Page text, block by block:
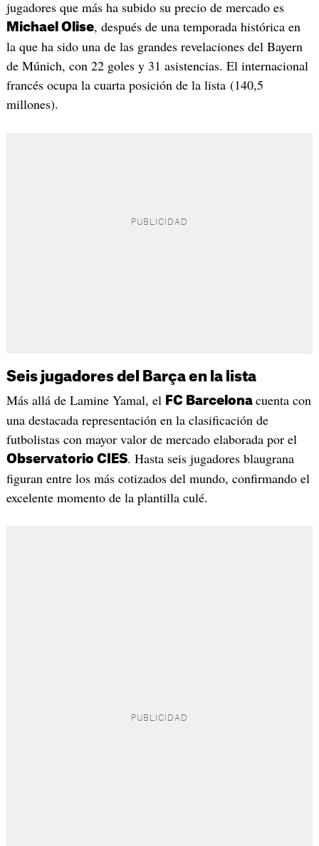
jugadores que más ha subido su precio de mercado es
Michael Olise, después de una temporada histórica en
la que ha sido una de las grandes revelaciones del Bayern
de Múnich, con 22 goles y 31 asistencias. El internacional
francés ocupa la cuarta posición de la lista (140,5
millones).
Seis jugadores del Barça en la lista
Más allá de Lamine Yamal, el FC Barcelona cuenta con
una destacada representación en la clasificación de
futbolistas con mayor valor de mercado elaborada por el
Observatorio CIES. Hasta seis jugadores blaugrana
figuran entre los más cotizados del mundo, confirmando el
excelente momento de la plantilla culé.